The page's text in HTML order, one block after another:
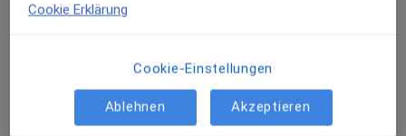
Zahlungsmodalitäten (private Besuche)
Akzeptierte Versicherungen
Details
Telefonnummer
Cookie Erklärung
Cookie-Einstellungen
Ablehnen Akzeptieren